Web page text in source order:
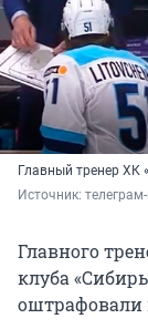
Главный тренер ХК
Источник:
Главного
клуба
оштрафовали